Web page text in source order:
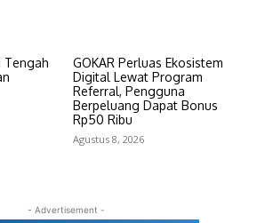
Tengah
GOKAR Perluas Ekosistem
Digital Lewat Program
Referral, Pengguna
Berpeluang Dapat Bonus
Rp50 Ribu
Agustus 8, 2026
- Advertisement -